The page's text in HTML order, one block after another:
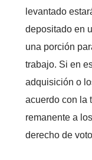
levantado
depositado en
una porción
trabajo. Si en
adquisición o
acuerdo con la
remanente a
derecho de